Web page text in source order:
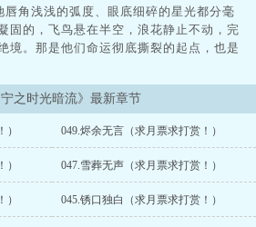
唇角浅浅的弧度、眼底细碎的星光都分毫
固的，飞鸟悬在半空，浪花静止不动，完
境。那是他们命运彻底撕裂的起点，也是
宁之时光暗流》最新章节
049.烬余无言（求月票求打赏！）
047.雪葬无声（求月票求打赏！）
045.锈口独白（求月票求打赏！）